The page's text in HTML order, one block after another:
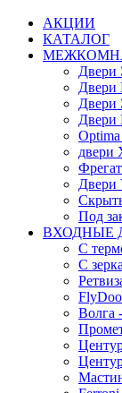
АКЦИИ
КАТАЛОГ
Двери
Двери
Двери
Двери
Под
ВХОДНЫЕ
С
С
Волга